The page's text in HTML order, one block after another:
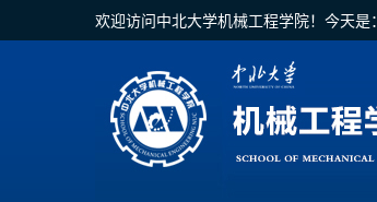
欢迎访问中北大学机械工程学院！今天是：